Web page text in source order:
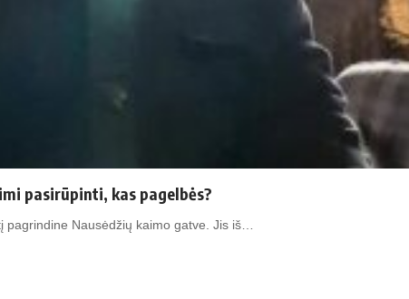
pasirūpinti, kas pagelbės?
Nausėdžių kaimo gatve. Jis iš…